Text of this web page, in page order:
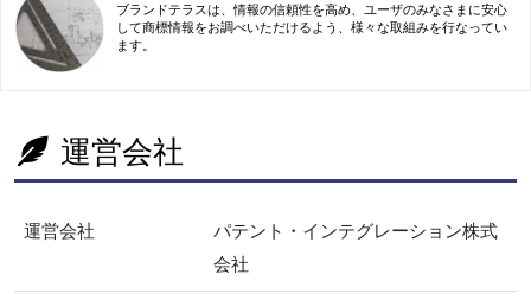
ブランドテラスは、情報の信頼性を高め、ユーザのみなさまに安心
して商標情報をお調べいただけるよう、様々な取組みを行なってい
ます。
運営会社
運営会社
パテント・インテグレーション株式
会社